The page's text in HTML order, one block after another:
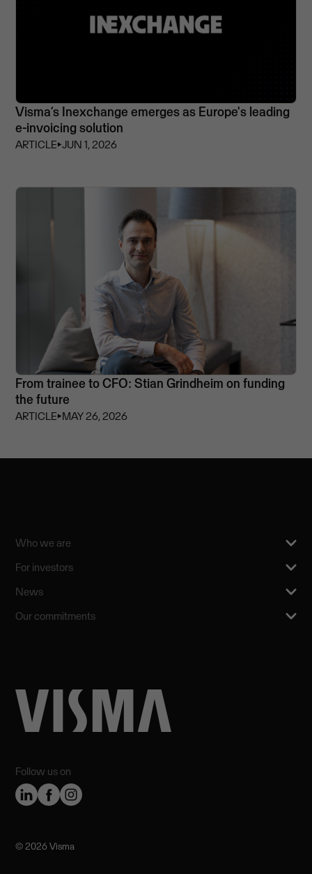
Visma’s Inexchange emerges as Europe's leading
e-invoicing solution
ARTICLE⏵JUN 1, 2026
From trainee to CFO: Stian Grindheim on funding
the future
ARTICLE⏵MAY 26, 2026
Follow us on
Who we are
For investors
News
Our commitments
©️ 2026 Visma